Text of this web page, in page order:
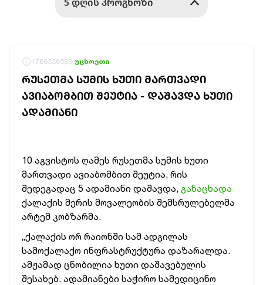
1786338586 უცხოეთი
ᲠᲣᲡᲔᲗᲛᲐ ᲡᲣᲛᲘᲡ ᲮᲣᲗᲘ ᲛᲐᲠᲗᲕᲐᲓᲘ
ᲐᲕᲘᲐᲑᲝᲛᲑᲘᲗ ᲨᲔᲣᲢᲘᲐ - ᲓᲐᲨᲐᲕᲓᲐ ᲮᲣᲗᲘ
ᲐᲓᲐᲛᲘᲐᲜᲘ
10 აგვისტოს ღამეს რუსეთმა სუმის ხუთი
მართვადი ავიაბომბით შეუტია, რის
შედეგადაც 5 ადამიანი დაშავდა, განაცხადა
ქალაქის მერის მოვალეობის შემსრულებელმა
არტემ კობზარმა.
„ქალაქის ორ რაიონში სამ ადგილას
სამოქალაქო ინფრასტრუქტურა დაზარალდა.
ამჟამად ცნობილია ხუთი დაშავებულის
შესახებ. ადამიანები საჭირო სამედიცინო